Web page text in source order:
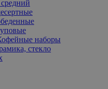
наборы
стекло